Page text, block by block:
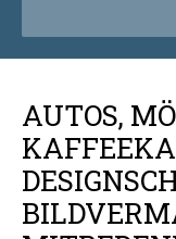
AUTOS,